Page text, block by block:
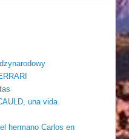
una vida
hermano Carlos en